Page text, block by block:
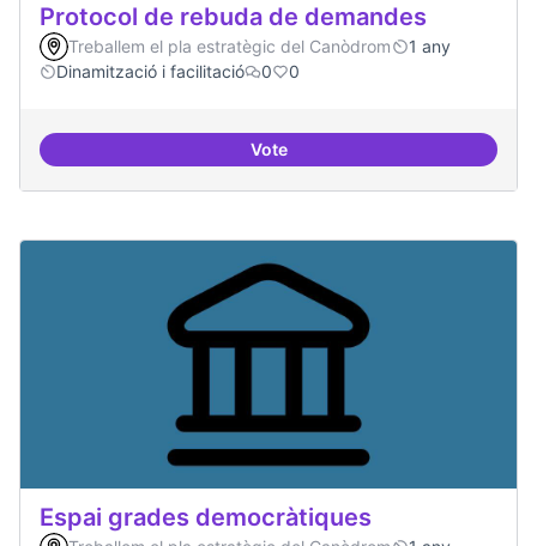
Protocol de rebuda de demandes
Treballem el pla estratègic del Canòdrom
1 any
Dinamització i facilitació
0 0
VoteProtocol de rebuda de demandes
Espai grades democràtiques